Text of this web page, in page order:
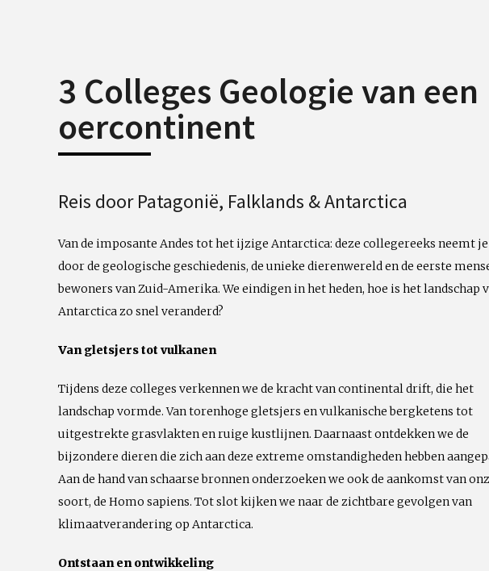
3 Colleges Geologie van een
oercontinent
Reis door Patagonië, Falklands & Antarctica
Van de imposante Andes tot het ijzige Antarctica: deze collegereeks neemt
door de geologische geschiedenis, de unieke dierenwereld en de eerste
bewoners van Zuid-Amerika. We eindigen in het heden, hoe is het landschap
Antarctica zo snel veranderd?
Van gletsjers tot vulkanen
Tijdens deze colleges verkennen we de kracht van continental drift, die het
landschap vormde. Van torenhoge gletsjers en vulkanische bergketens tot
uitgestrekte grasvlakten en ruige kustlijnen. Daarnaast ontdekken we de
bijzondere dieren die zich aan deze extreme omstandigheden hebben
Aan de hand van schaarse bronnen onderzoeken we ook de aankomst van
soort, de Homo sapiens. Tot slot kijken we naar de zichtbare gevolgen van
klimaatverandering op Antarctica.
Ontstaan en ontwikkeling